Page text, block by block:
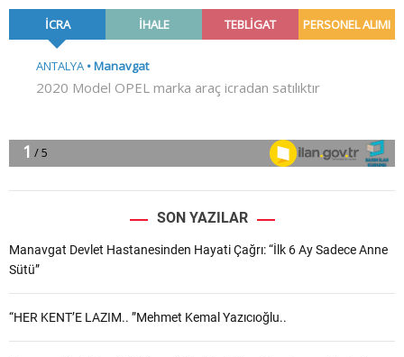
SON YAZILAR
Manavgat Devlet Hastanesinden Hayati Çağrı: “İlk 6 Ay Sadece Anne
Sütü”
“HER KENT’E LAZIM.. ”Mehmet Kemal Yazıcıoğlu..